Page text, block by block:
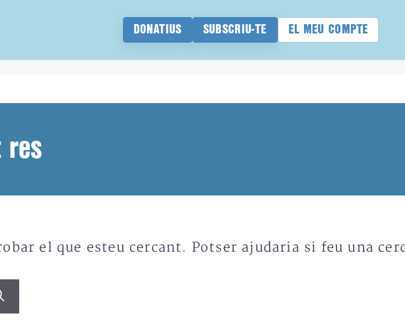
DONATIUS SUBSCRIU-TE EL MEU COMPTE
res
el que esteu cercant. Potser ajudaria si feu una